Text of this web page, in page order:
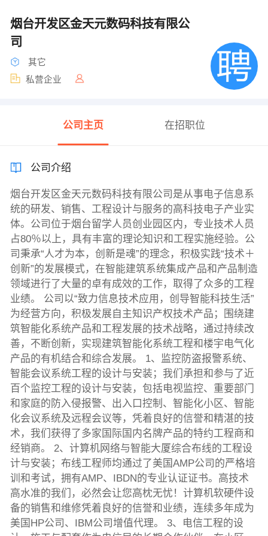
烟台开发区金天元数码科技有限公
司
其它
私营企业
公司主页 在招职位
公司介绍
烟台开发区金天元数码科技有限公司是从事电子信息系
统的研发、销售、工程设计与服务的高科技电子产业实
体。公司位于烟台留学人员创业园区内，专业技术人员
占80％以上，具有丰富的理论知识和工程实施经验。公
司秉承“人才为本，创新是魂”的理念，积极实践“技术＋
创新”的发展模式，在智能建筑系统集成产品和产品制造
领域进行了大量的卓有成效的工作，取得了众多的工程
业绩。 公司以“致力信息技术应用，创导智能科技生活”
为经营方向，积极发展自主知识产权技术产品；围绕建
筑智能化系统产品和工程发展的技术战略，通过持续改
善，不断创新，实现建筑智能化系统工程和楼宇电气化
产品的有机结合和综合发展。 1、监控防盗报警系统、
智能会议系统工程的设计与安装；我们承担和参与了近
百个监控工程的设计与安装，包括电视监控、重要部门
和家庭的防入侵报警、出入口控制、智能化小区、智能
化会议系统及远程会议等，凭着良好的信誉和精湛的技
术，我们获得了多家国际国内名牌产品的特约工程商和
经销商。 2、计算机网络与智能大厦综合布线的工程设
计与安装；布线工程师均通过了美国AMP公司的严格培
训和考试，拥有AMP、IBDN的专业认证证书。高技术
高水准的我们，必然会让您高枕无忧！计算机软硬件设
备的销售和维修凭着良好的信誉和业绩，连续多年成为
美国HP公司、IBM公司增值代理。 3、电信工程的设